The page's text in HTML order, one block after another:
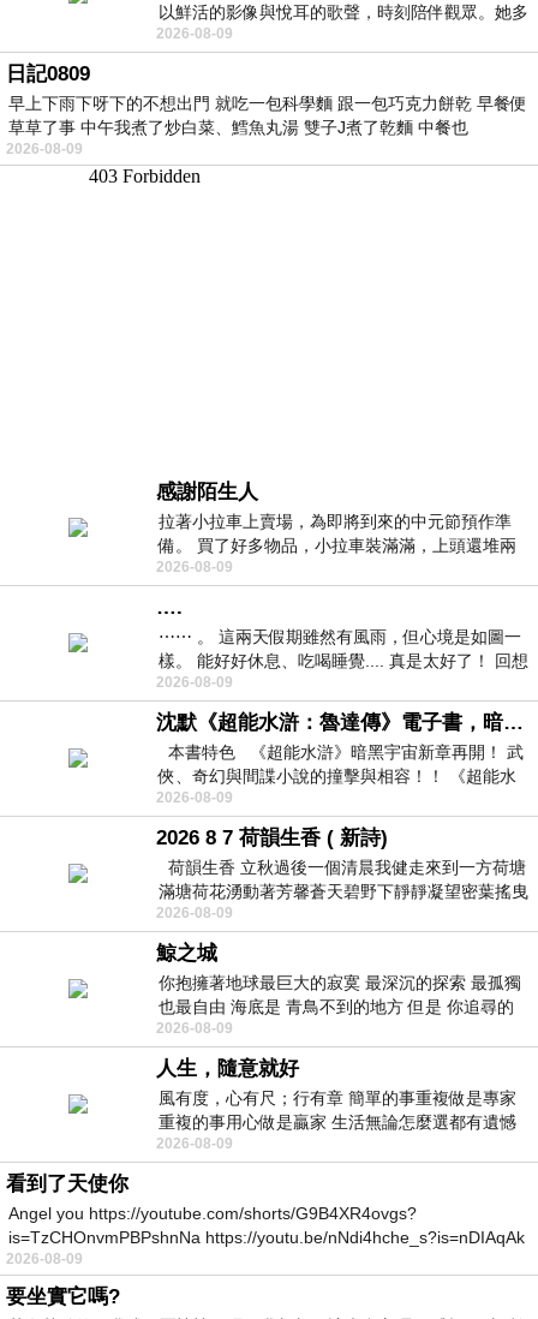
以鮮活的影像與悅耳的歌聲，時刻陪伴觀眾。她多
才多藝、陽光開朗的形象，不僅保留在電影
2026-08-09
日記0809
早上下雨下呀下的不想出門 就吃一包科學麵 跟一包巧克力餅乾 早餐便
草草了事 中午我煮了炒白菜、鱈魚丸湯 雙子J煮了乾麵 中餐也
2026-08-09
感謝陌生人
拉著小拉車上賣場，為即將到來的中元節預作準
備。 買了好多物品，小拉車裝滿滿，上頭還堆兩
紙箱。 雖辛苦了點，這點程度我一個人搬
2026-08-09
….
⋯⋯ 。 這兩天假期雖然有風雨，但心境是如圖一
樣。 能好好休息、吃喝睡覺.... 真是太好了！ 回想
起來，以前根本就很難有這
2026-08-09
沈默《超能水滸：魯達傳》電子書，暗黑宇宙新章，一一五年八月璀璨上架！
本書特色 《超能水滸》暗黑宇宙新章再開！ 武
俠、奇幻與間諜小說的撞擊與相容！！ 《超能水
滸》系列第四部
2026-08-09
2026 8 7 荷韻生香 ( 新詩)
荷韻生香 立秋過後一個清晨我健走來到一方荷塘
滿塘荷花湧動著芳馨蒼天碧野下靜靜凝望密葉搖曳
幽泉中復有蛙鳴嘓嘓水波裡搖曳
2026-08-09
鯨之城
你抱擁著地球最巨大的寂寞 最深沉的探索 最孤獨
也最自由 海底是 青鳥不到的地方 但是 你追尋的
幸福 可以比珍珠更
2026-08-09
人生，隨意就好
風有度，心有尺；行有章 簡單的事重複做是專家
重複的事用心做是贏家 生活無論怎麼選都有遺憾
所以開心就好 生活不會辜負認真
2026-08-09
看到了天使你
Angel you https://youtube.com/shorts/G9B4XR4ovgs?
is=TzCHOnvmPBPshnNa https://youtu.be/nNdi4hche_s?is=nDIAqAk
2026-08-09
要坐實它嗎?